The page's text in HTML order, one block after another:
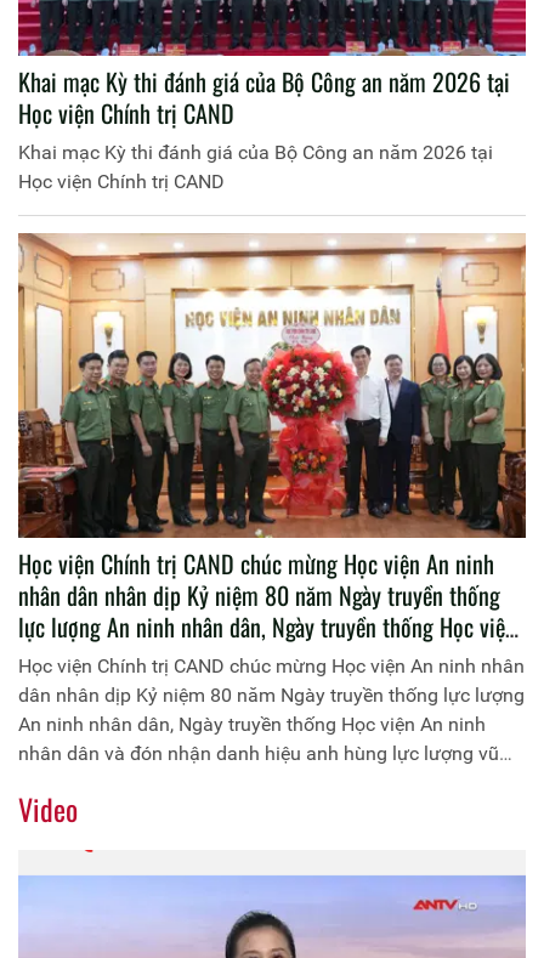
Khai mạc Kỳ thi đánh giá của Bộ Công an năm 2026 tại
Học viện Chính trị CAND
Khai mạc Kỳ thi đánh giá của Bộ Công an năm 2026 tại
Học viện Chính trị CAND
Học viện Chính trị CAND chúc mừng Học viện An ninh
nhân dân nhân dịp Kỷ niệm 80 năm Ngày truyền thống
lực lượng An ninh nhân dân, Ngày truyền thống Học viện
An ninh nhân dân và đón nhận danh hiệu anh hùng lực
lượng vũ trang nhân dân lần thứ Ba
Học viện Chính trị CAND chúc mừng Học viện An ninh nhân
dân nhân dịp Kỷ niệm 80 năm Ngày truyền thống lực lượng
An ninh nhân dân, Ngày truyền thống Học viện An ninh
nhân dân và đón nhận danh hiệu anh hùng lực lượng vũ
Video